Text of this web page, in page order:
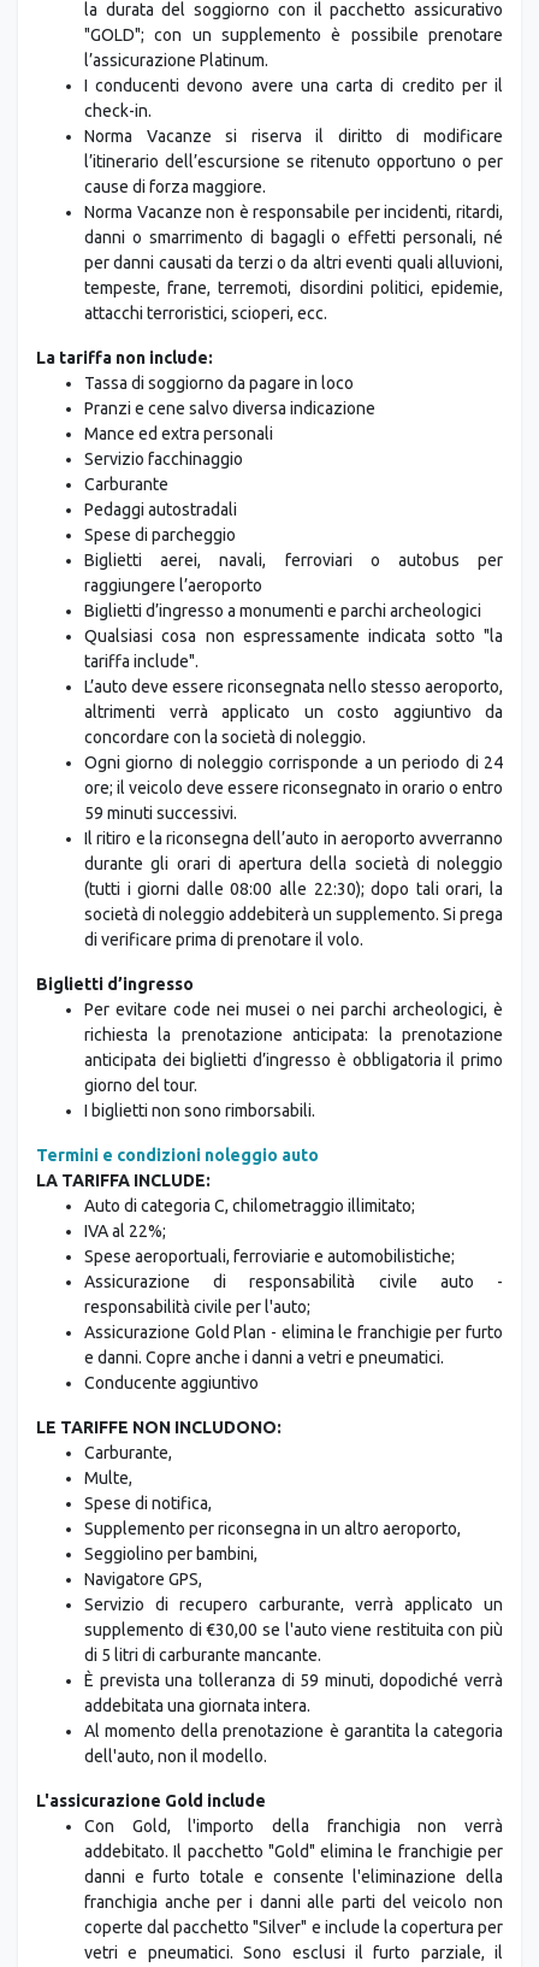
la durata del soggiorno con il pacchetto assicurativo
"GOLD"; con un supplemento è possibile prenotare
l’assicurazione Platinum.
I conducenti devono avere una carta di credito per il
check-in.
Norma Vacanze si riserva il diritto di modificare
l’itinerario dell’escursione se ritenuto opportuno o per
cause di forza maggiore.
Norma Vacanze non è responsabile per incidenti, ritardi,
danni o smarrimento di bagagli o effetti personali, né
per danni causati da terzi o da altri eventi quali alluvioni,
tempeste, frane, terremoti, disordini politici, epidemie,
attacchi terroristici, scioperi, ecc.
La tariffa non include:
Tassa di soggiorno da pagare in loco
Pranzi e cene salvo diversa indicazione
Mance ed extra personali
Servizio facchinaggio
Carburante
Pedaggi autostradali
Spese di parcheggio
Biglietti aerei, navali, ferroviari o autobus per
raggiungere l’aeroporto
Biglietti d’ingresso a monumenti e parchi archeologici
Qualsiasi cosa non espressamente indicata sotto "la
tariffa include".
L’auto deve essere riconsegnata nello stesso aeroporto,
altrimenti verrà applicato un costo aggiuntivo da
concordare con la società di noleggio.
Ogni giorno di noleggio corrisponde a un periodo di 24
ore; il veicolo deve essere riconsegnato in orario o entro
59 minuti successivi.
Il ritiro e la riconsegna dell’auto in aeroporto avverranno
durante gli orari di apertura della società di noleggio
(tutti i giorni dalle 08:00 alle 22:30); dopo tali orari, la
società di noleggio addebiterà un supplemento. Si prega
di verificare prima di prenotare il volo.
Biglietti d’ingresso
Per evitare code nei musei o nei parchi archeologici, è
richiesta la prenotazione anticipata: la prenotazione
anticipata dei biglietti d’ingresso è obbligatoria il primo
giorno del tour.
I biglietti non sono rimborsabili.
Termini e condizioni noleggio auto
LA TARIFFA INCLUDE:
Auto di categoria C, chilometraggio illimitato;
IVA al 22%;
Spese aeroportuali, ferroviarie e automobilistiche;
Assicurazione di responsabilità civile auto -
responsabilità civile per l'auto;
Assicurazione Gold Plan - elimina le franchigie per furto
e danni. Copre anche i danni a vetri e pneumatici.
Conducente aggiuntivo
LE TARIFFE NON INCLUDONO:
Carburante,
Multe,
Spese di notifica,
Supplemento per riconsegna in un altro aeroporto,
Seggiolino per bambini,
Navigatore GPS,
Servizio di recupero carburante, verrà applicato un
supplemento di €30,00 se l'auto viene restituita con più
di 5 litri di carburante mancante.
È prevista una tolleranza di 59 minuti, dopodiché verrà
addebitata una giornata intera.
Al momento della prenotazione è garantita la categoria
dell'auto, non il modello.
L'assicurazione Gold include
Con Gold, l'importo della franchigia non verrà
addebitato. Il pacchetto "Gold" elimina le franchigie per
danni e furto totale e consente l'eliminazione della
franchigia anche per i danni alle parti del veicolo non
coperte dal pacchetto "Silver" e include la copertura per
vetri e pneumatici. Sono esclusi il furto parziale, il